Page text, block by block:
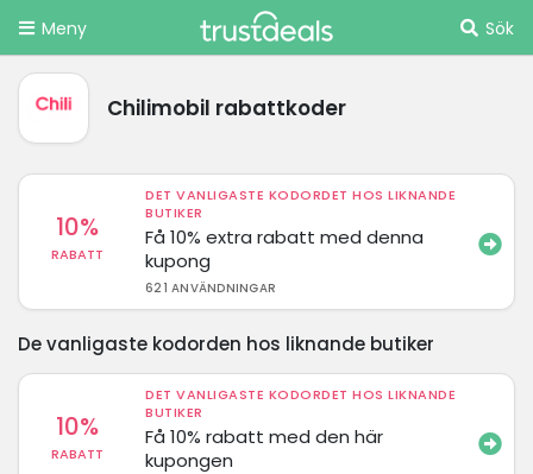
Meny Sök
Chilimobil rabattkoder
10%
RABATT
DET VANLIGASTE KODORDET HOS LIKNANDE
BUTIKER
Få 10% extra rabatt med denna
kupong
621 ANVÄNDNINGAR
De vanligaste kodorden hos liknande butiker
10%
RABATT
DET VANLIGASTE KODORDET HOS LIKNANDE
BUTIKER
Få 10% rabatt med den här
kupongen